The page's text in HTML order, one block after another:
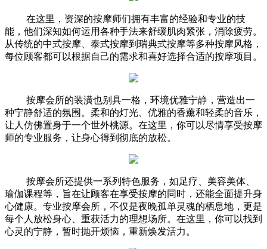
在这里，资深的按摩师们拥有丰富的经验和专业的技
能，他们深知如何运用各种手法来舒缓肌肉紧张，消除疲劳。
从传统的中式按摩、泰式按摩到瑞典式按摩等多种按摩风格，
每位顾客都可以根据自己的需求和喜好选择合适的按摩项目。
按摩会所的装潢也别具一格，环境优雅宁静，营造出一
种宁静舒适的氛围。柔和的灯光、优雅的香薰和轻柔的音乐，
让人仿佛置身于一个世外桃源。在这里，你可以尽情享受按摩
师的专业服务，让身心得到彻底的放松。
按摩会所还提供一系列特色服务，如足疗、美容美体、
瑜伽课程等，旨在让顾客在享受按摩的同时，还能全面提升身
心健康。专业按摩会所，不仅是夜晚孤单灵魂的栖息地，更是
每个人放松身心、重获活力的理想场所。在这里，你可以找到
心灵的宁静，暂时抛开烦恼，重新焕发活力。